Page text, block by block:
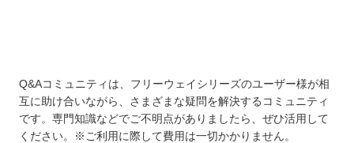
Q&Aコミュニティは、フリーウェイシリーズのユーザー様が相
互に助け合いながら、さまざまな疑問を解決するコミュニティ
です。専門知識などでご不明点がありましたら、ぜひ活用して
ください。※ご利用に際して費用は一切かかりません。